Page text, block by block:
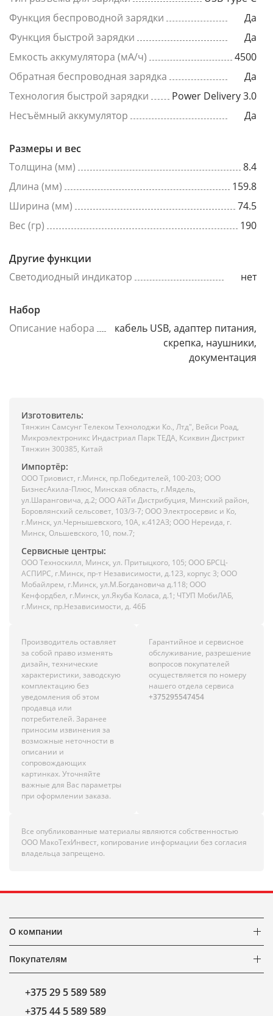
Функция беспроводной зарядки
Да
Функция быстрой зарядки
Да
Емкость аккумулятора (мА/ч)
4500
Обратная беспроводная зарядка
Да
Технология быстрой зарядки
Power Delivery 3.0
Несъёмный аккумулятор
Да
Размеры и вес
Толщина (мм)
8.4
Длина (мм)
159.8
Ширина (мм)
74.5
Вес (гр)
190
Другие функции
Светодиодный индикатор
нет
Набор
Описание набора
кабель USB, адаптер питания,
скрепка, наушники,
документация
Изготовитель:
Тянжин Самсунг Телеком Технолоджи Ко., Лтд", Вейси Роад,
Микроэлектроникс Индастриал Парк ТЕДА, Ксиквин Дистрикт
Тянжин 300385, Китай
Импортёр:
ООО Триовист, г.Минск, пр.Победителей, 100-203; ООО
БизнесАкила-Плюс, Минская область, г.Мядель,
ул.Шаранговича, д.2; ООО АйТи Дистрибуция, Минский район,
Боровлянский сельсовет, 103/3-7; ООО Электросервис и Ко,
г.Минск, ул.Чернышевского, 10А, к.412АЗ; ООО Нереида, г.
Минск, Ольшевского, 10, пом.7;
Сервисные центры:
ООО Техноскилл, Минск, ул. Притыцкого, 105; ООО БРСЦ-
АСПИРС, г.Минск, пр-т Независимости, д.123, корпус 3; ООО
Мобайлрем, г.Минск, ул.М.Богдановича д.118; ООО
Кенфордбел, г.Минск, ул.Якуба Коласа, д.1; ЧТУП МобиЛАБ,
г.Минск, пр.Независимости, д. 46Б
Производитель оставляет
за собой право изменять
дизайн, технические
характеристики, заводскую
комплектацию без
уведомления об этом
продавца или
потребителей. Заранее
приносим извинения за
возможные неточности в
описании и
сопровождающих
картинках. Уточняйте
важные для Вас параметры
при оформлении заказа.
Гарантийное и сервисное
обслуживание, разрешение
вопросов покупателей
осуществляется по номеру
нашего отдела сервиса
+375295547454
Все опубликованные материалы являются собственностью
ООО МакоТехИнвест, копирование информации без согласия
владельца запрещено.
О компании
Покупателям
+375 29 5 589 589
+375 44 5 589 589